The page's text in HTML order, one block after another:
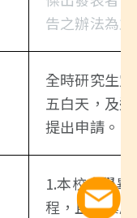
告之辦法為
全時研究生
五白天，及
提出申請。
1.本校大學
程，且學業